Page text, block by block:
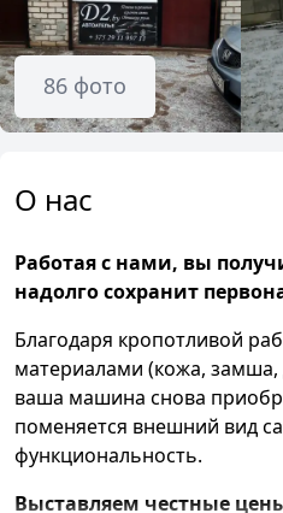
86 фото
О нас
Работая с нами, вы
надолго сохранит
Благодаря кропотливой
материалами (кожа, замша,
ваша машина снова
поменяется внешний вид
функциональность.
Выставляем честные